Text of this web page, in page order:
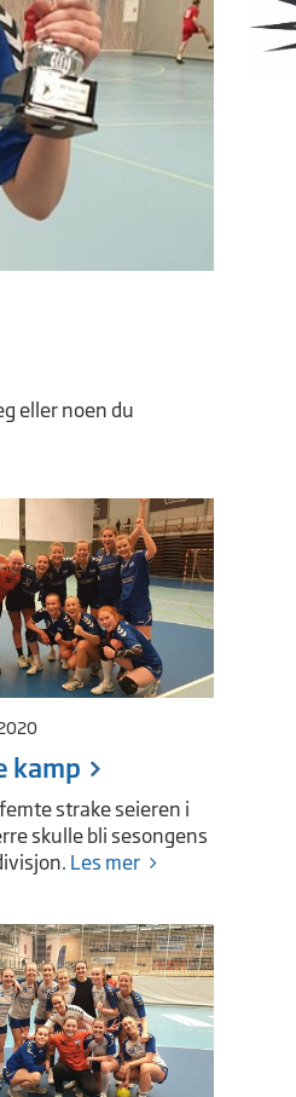
eller noen du
kamp
strake seieren i
skulle bli sesongens
Les mer